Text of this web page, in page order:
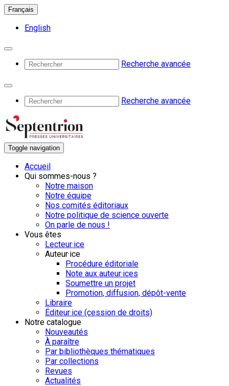
Français
English
Recherche avancée
Recherche avancée
Toggle navigation
Accueil
Qui sommes-nous ?
Notre maison
Notre équipe
Nos comités éditoriaux
Notre politique de science ouverte
On parle de nous !
Vous êtes
Lecteur·ice
Auteur·ice
Procédure éditoriale
Note aux auteur·ices
Soumettre un projet
Promotion, diffusion, dépôt-vente
Libraire
Éditeur·ice (cession de droits)
Notre catalogue
Nouveautés
À paraître
Par bibliothèques thématiques
Par collections
Revues
Actualités